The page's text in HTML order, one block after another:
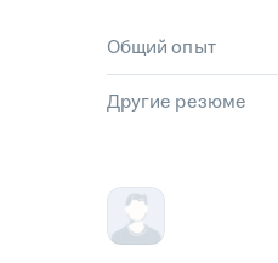
Общий опыт
Другие резюме